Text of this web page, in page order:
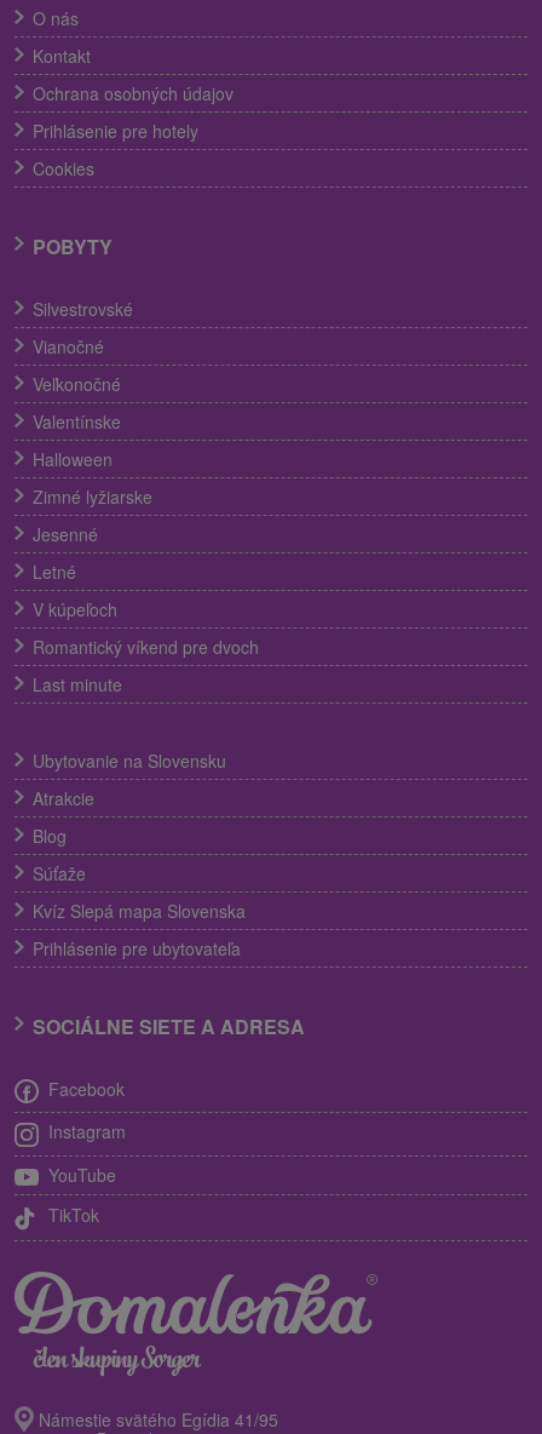
O nás
Kontakt
Ochrana osobných údajov
Prihlásenie pre hotely
Cookies
POBYTY
Silvestrovské
Vianočné
Veľkonočné
Valentínske
Halloween
Zimné lyžiarske
Jesenné
Letné
V kúpeľoch
Romantický víkend pre dvoch
Last minute
Ubytovanie na Slovensku
Atrakcie
Blog
Súťaže
Kvíz Slepá mapa Slovenska
Prihlásenie pre ubytovateľa
SOCIÁLNE SIETE A ADRESA
Facebook
Instagram
YouTube
TikTok
Námestie svätého Egídia 41/95